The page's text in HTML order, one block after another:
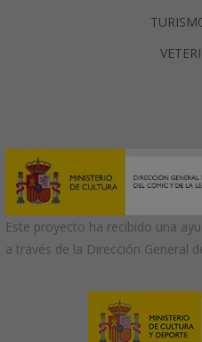
Este proyecto ha recibido una
a través de la Dirección General